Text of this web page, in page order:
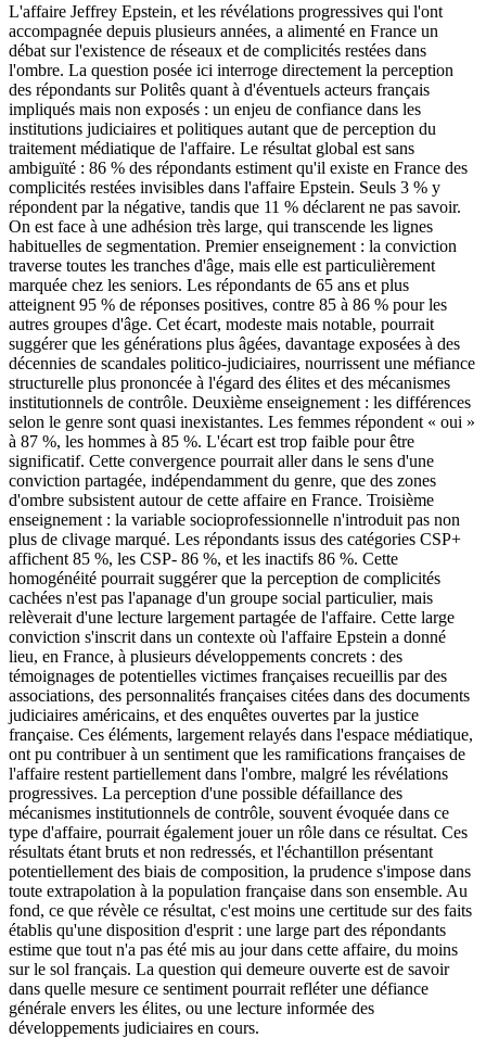
L'affaire Jeffrey Epstein, et les révélations progressives qui l'ont
accompagnée depuis plusieurs années, a alimenté en France un
débat sur l'existence de réseaux et de complicités restées dans
l'ombre. La question posée ici interroge directement la perception
des répondants sur Politês quant à d'éventuels acteurs français
impliqués mais non exposés : un enjeu de confiance dans les
institutions judiciaires et politiques autant que de perception du
traitement médiatique de l'affaire. Le résultat global est sans
ambiguïté : 86 % des répondants estiment qu'il existe en France des
complicités restées invisibles dans l'affaire Epstein. Seuls 3 % y
répondent par la négative, tandis que 11 % déclarent ne pas savoir.
On est face à une adhésion très large, qui transcende les lignes
habituelles de segmentation. Premier enseignement : la conviction
traverse toutes les tranches d'âge, mais elle est particulièrement
marquée chez les seniors. Les répondants de 65 ans et plus
atteignent 95 % de réponses positives, contre 85 à 86 % pour les
autres groupes d'âge. Cet écart, modeste mais notable, pourrait
suggérer que les générations plus âgées, davantage exposées à des
décennies de scandales politico-judiciaires, nourrissent une méfiance
structurelle plus prononcée à l'égard des élites et des mécanismes
institutionnels de contrôle. Deuxième enseignement : les différences
selon le genre sont quasi inexistantes. Les femmes répondent « oui »
à 87 %, les hommes à 85 %. L'écart est trop faible pour être
significatif. Cette convergence pourrait aller dans le sens d'une
conviction partagée, indépendamment du genre, que des zones
d'ombre subsistent autour de cette affaire en France. Troisième
enseignement : la variable socioprofessionnelle n'introduit pas non
plus de clivage marqué. Les répondants issus des catégories CSP+
affichent 85 %, les CSP- 86 %, et les inactifs 86 %. Cette
homogénéité pourrait suggérer que la perception de complicités
cachées n'est pas l'apanage d'un groupe social particulier, mais
relèverait d'une lecture largement partagée de l'affaire. Cette large
conviction s'inscrit dans un contexte où l'affaire Epstein a donné
lieu, en France, à plusieurs développements concrets : des
témoignages de potentielles victimes françaises recueillis par des
associations, des personnalités françaises citées dans des documents
judiciaires américains, et des enquêtes ouvertes par la justice
française. Ces éléments, largement relayés dans l'espace médiatique,
ont pu contribuer à un sentiment que les ramifications françaises de
l'affaire restent partiellement dans l'ombre, malgré les révélations
progressives. La perception d'une possible défaillance des
mécanismes institutionnels de contrôle, souvent évoquée dans ce
type d'affaire, pourrait également jouer un rôle dans ce résultat. Ces
résultats étant bruts et non redressés, et l'échantillon présentant
potentiellement des biais de composition, la prudence s'impose dans
toute extrapolation à la population française dans son ensemble. Au
fond, ce que révèle ce résultat, c'est moins une certitude sur des faits
établis qu'une disposition d'esprit : une large part des répondants
estime que tout n'a pas été mis au jour dans cette affaire, du moins
sur le sol français. La question qui demeure ouverte est de savoir
dans quelle mesure ce sentiment pourrait refléter une défiance
générale envers les élites, ou une lecture informée des
développements judiciaires en cours.